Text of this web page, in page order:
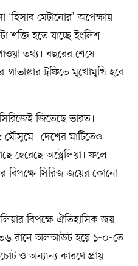
মেটানোর’ অপেক্ষায়
শক্তি হতে যাচ্ছে ইংলিশ
তথ্য। বছরের শেষে
গাভাস্কার ট্রফিতে মুখোমুখি হবে
জিতেছে ভারত।
মৌসুমে। দেশের মাটিতেও
হেরেছে অস্ট্রেলিয়া। ফলে
বিপক্ষে সিরিজ জয়ের কোনো
বিপক্ষে ঐতিহাসিক জয়
৩৬ রানে অলআউট হয়ে ১-০-তে
ও অন্যান্য কারণে প্রায়